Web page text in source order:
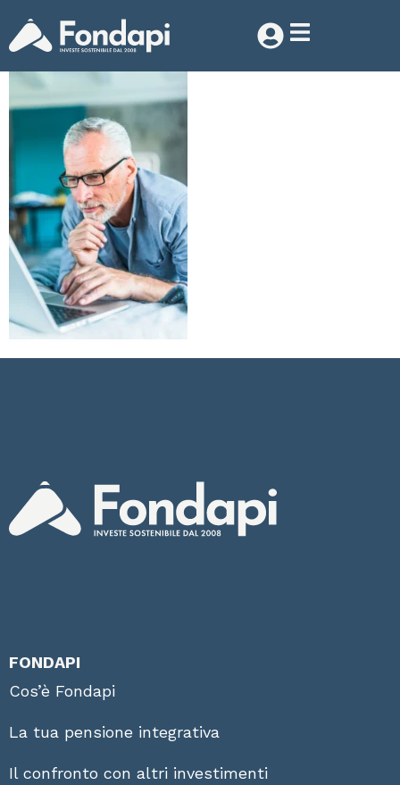
FONDAPI
Cos’è Fondapi
La tua pensione integrativa
Il confronto con altri investimenti